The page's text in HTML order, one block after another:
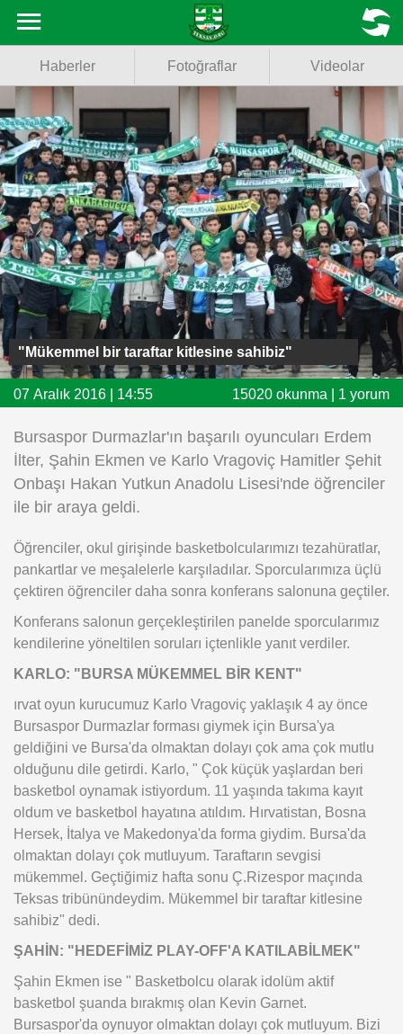
Fotoğraflar
Videolar
Basketbol
Voleybol
Puan Durumu
Fikstür
Facebook
Twitter
Instagram
Android
MENU
Haberler Fotoğraflar Videolar
"Mükemmel bir taraftar kitlesine sahibiz"
07 Aralık 2016 | 14:55 15020 okunma | 1 yorum
Bursaspor Durmazlar'ın başarılı oyuncuları Erdem
İlter, Şahin Ekmen ve Karlo Vragoviç Hamitler Şehit
Onbaşı Hakan Yutkun Anadolu Lisesi'nde öğrenciler
ile bir araya geldi.
Öğrenciler, okul girişinde basketbolcularımızı tezahüratlar,
pankartlar ve meşalelerle karşıladılar. Sporcularımıza üçlü
çektiren öğrenciler daha sonra konferans salonuna geçtiler.
Konferans salonun gerçekleştirilen panelde sporcularımız
kendilerine yöneltilen soruları içtenlikle yanıt verdiler.
KARLO: "BURSA MÜKEMMEL BİR KENT"
ırvat oyun kurucumuz Karlo Vragoviç yaklaşık 4 ay önce
Bursaspor Durmazlar forması giymek için Bursa'ya
geldiğini ve Bursa'da olmaktan dolayı çok ama çok mutlu
olduğunu dile getirdi. Karlo, " Çok küçük yaşlardan beri
basketbol oynamak istiyordum. 11 yaşında takıma kayıt
oldum ve basketbol hayatına atıldım. Hırvatistan, Bosna
Hersek, İtalya ve Makedonya'da forma giydim. Bursa'da
olmaktan dolayı çok mutluyum. Taraftarın sevgisi
mükemmel. Geçtiğimiz hafta sonu Ç.Rizespor maçında
Teksas tribünündeydim. Mükemmel bir taraftar kitlesine
sahibiz" dedi.
ŞAHİN: "HEDEFİMİZ PLAY-OFF'A KATILABİLMEK"
Şahin Ekmen ise " Basketbolcu olarak idolüm aktif
basketbol şuanda bırakmış olan Kevin Garnet.
Bursaspor'da oynuyor olmaktan dolayı çok mutluyum. Bizi